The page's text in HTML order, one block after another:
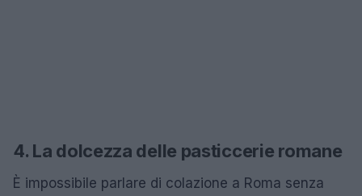
4. La dolcezza delle pasticcerie romane
È impossibile parlare di colazione a Roma senza